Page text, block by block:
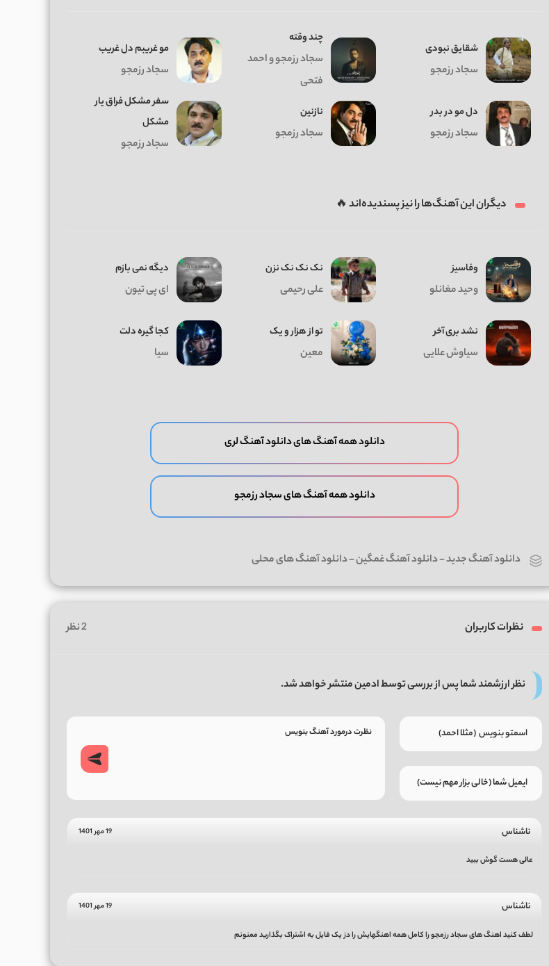
ﺷﻘﺎﻳﻖ ﻧﺒﻮدی
سجاد رزمجو
چند وقته
سجاد رزمجو و احمد
فتحی
مو غریبم دل غریب
سجاد رزمجو
دل مو در بدر
سجاد رزمجو
نازنین
سجاد رزمجو
سفر مشکل فراق یار
مشکل
سجاد رزمجو
دیگران این آهنگ‌ها را نیز پسندیده‌اند 🔥
وفاسیز
وحید مغانلو
نک نک نک نزن
علی رحیمی
دیگه نمی بازم
ای پی تیون
نشد بری آخر
سیاوش علایی
تو از هزار و یک
معین
کجا گیره دلت
سیا
دانلود همه آهنگ های دانلود آهنگ لری
دانلود همه آهنگ های سجاد رزمجو
دانلود آهنگ جدید-دانلود آهنگ غمگین-دانلود آهنگ های محلی
نظرات کاربران 2 نظر
نظر ارزشمند شما پس از بررسی توسط ادمین منتشر خواهد شد.
ناشناس 19 مهر 1401
عالی هست گوش ببید
ناشناس 19 مهر 1401
لطف کنید اهنگ های سجاد رزمجو را کامل همه اهنگهایش را دز یک فایل به اشتراک بگذارید ممنونم